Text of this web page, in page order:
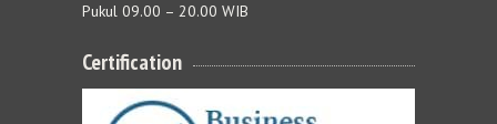
Pukul 09.00 – 20.00 WIB
Certification